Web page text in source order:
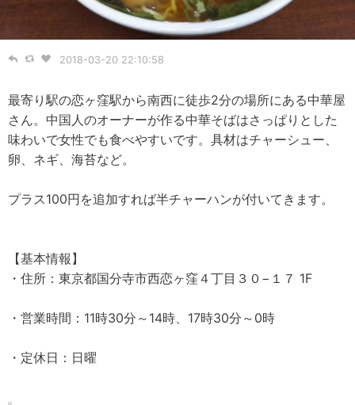
2018-03-20 22:10:58
最寄り駅の恋ヶ窪駅から南西に徒歩2分の場所にある中華屋
さん。中国人のオーナーが作る中華そばはさっぱりとした
味わいで女性でも食べやすいです。具材はチャーシュー、
卵、ネギ、海苔など。
プラス100円を追加すれば半チャーハンが付いてきます。
【基本情報】
・住所：東京都国分寺市西恋ヶ窪４丁目３０−１７ 1F
・営業時間：11時30分～14時、17時30分～0時
・定休日：日曜